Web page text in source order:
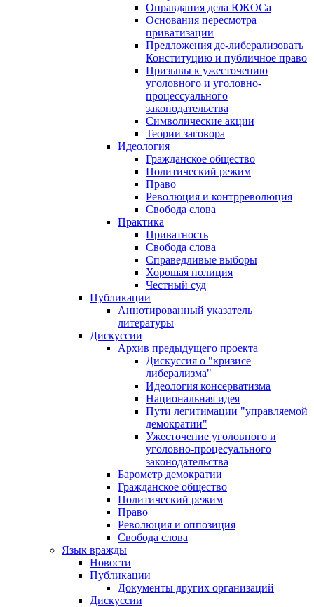
Оправдания дела ЮКОСа
Основания пересмотра
приватизации
Предложения де-либерализовать
Конституцию и публичное право
Призывы к ужесточению
уголовного и уголовно-
процессуального
законодательства
Символические акции
Теории заговора
Идеология
Гражданское общество
Политический режим
Право
Революция и контрреволюция
Свобода слова
Практика
Приватность
Свобода слова
Справедливые выборы
Хорошая полиция
Честный суд
Публикации
Аннотированный указатель
литературы
Дискуссии
Архив предыдущего проекта
Дискуссия о "кризисе
либерализма"
Идеология консерватизма
Национальная идея
Пути легитимации "управляемой
демократии"
Ужесточение уголовного и
уголовно-процесуального
законодательства
Барометр демократии
Гражданское общество
Политический режим
Право
Революция и оппозиция
Свобода слова
Язык вражды
Новости
Публикации
Документы других организаций
Дискуссии